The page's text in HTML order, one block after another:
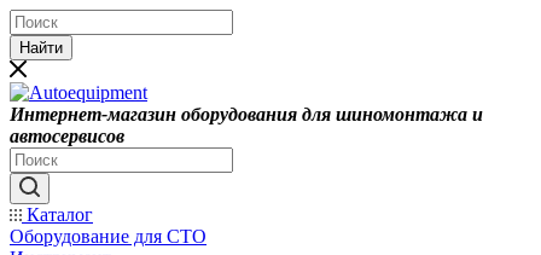
Найти
Интернет-магазин оборудования для шиномонтажа и
автосервисов
Каталог
Оборудование для СТО